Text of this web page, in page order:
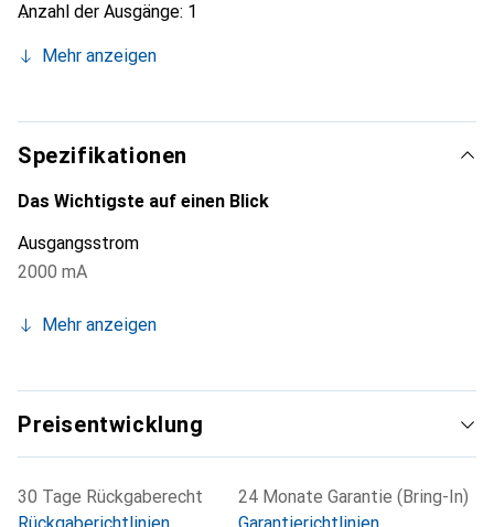
Anzahl der Ausgänge: 1
Kabellänge: 1,5 m
Medizinische Zulassung: Ja
Betriebszeit: 250 kH
Mehr anzeigen
Spezifikationen
Das Wichtigste auf einen Blick
Ausgangsstrom
2000 mA
Mehr anzeigen
Preisentwicklung
30 Tage Rückgaberecht
24 Monate Garantie (Bring-In)